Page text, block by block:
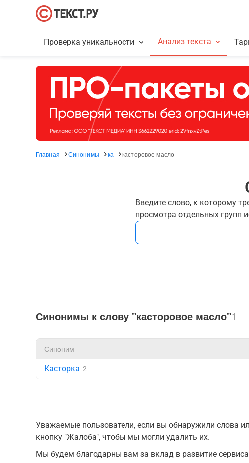
Проверка уникальности Анализ текста
Главная Синонимы ка касторовое масло
Введите слово, к которому
просмотра отдельных групп
Синонимы к слову "касторовое масло"1
Синоним
Касторка 2
Уважаемые пользователи, если вы обнаружили слова
кнопку "Жалоба", чтобы мы могли удалить их.
Мы будем благодарны вам за вклад в развитие